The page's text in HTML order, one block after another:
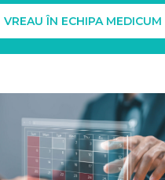
VREAU ÎN ECHIPA MEDICUM